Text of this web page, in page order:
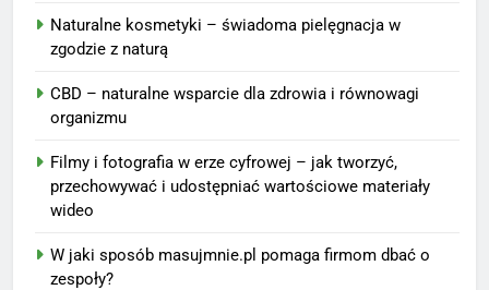
Naturalne kosmetyki – świadoma pielęgnacja w
zgodzie z naturą
CBD – naturalne wsparcie dla zdrowia i równowagi
organizmu
Filmy i fotografia w erze cyfrowej – jak tworzyć,
przechowywać i udostępniać wartościowe materiały
wideo
W jaki sposób masujmnie.pl pomaga firmom dbać o
zespoły?